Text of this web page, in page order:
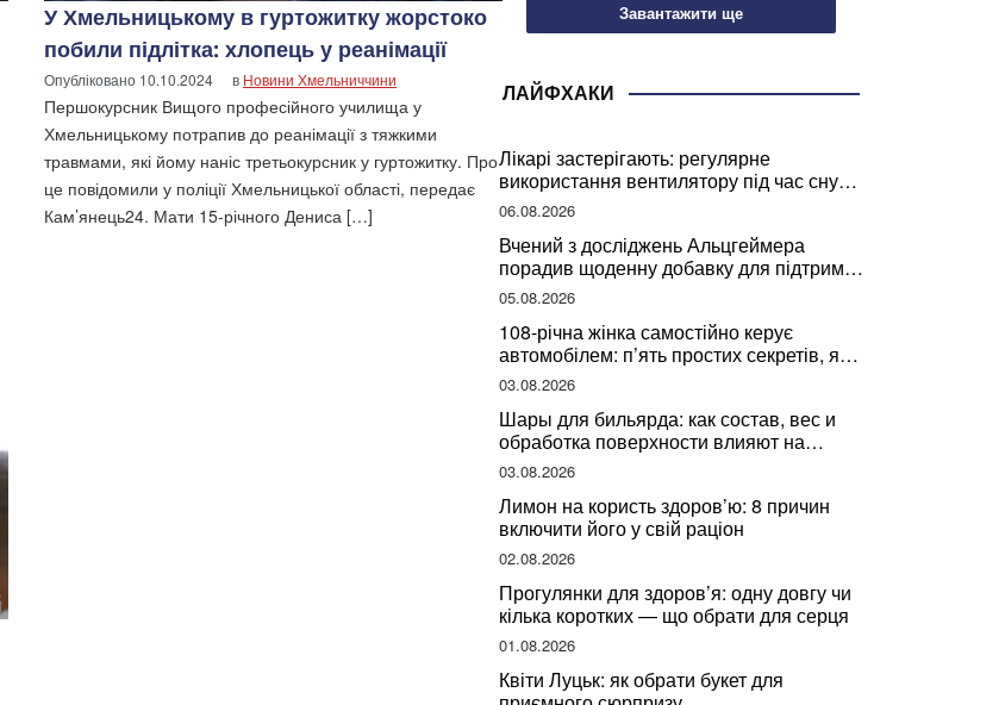
У Хмельницькому в гуртожитку жорстоко
побили підлітка: хлопець у реанімації
Опубліковано 10.10.2024 в Новини Хмельниччини
Першокурсник Вищого професійного училища у
Хмельницькому потрапив до реанімації з тяжкими
травмами, які йому наніс третьокурсник у гуртожитку. Про
це повідомили у поліції Хмельницької області, передає
Кам’янець24. Мати 15-річного Дениса […]
Завантажити ще
ЛАЙФХАКИ
Лікарі застерігають: регулярне
використання вентилятору під час сну
може негативно вплинути на ваше
здоров’я
06.08.2026
Вчений з досліджень Альцгеймера
порадив щоденну добавку для підтримки
мозкової діяльності
05.08.2026
108-річна жінка самостійно керує
автомобілем: п’ять простих секретів, які
допомогли їй дожити до століття
03.08.2026
Шары для бильярда: как состав, вес и
обработка поверхности влияют на
динамику игры
03.08.2026
Лимон на користь здоров’ю: 8 причин
включити його у свій раціон
02.08.2026
Прогулянки для здоров’я: одну довгу чи
кілька коротких — що обрати для серця
01.08.2026
Квіти Луцьк: як обрати букет для